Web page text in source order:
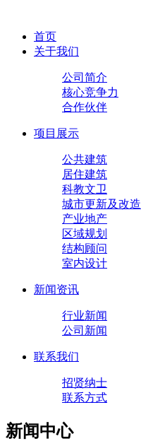
首页
关于我们
公司简介
核心竞争力
合作伙伴
项目展示
公共建筑
居住建筑
科教文卫
城市更新及改造
产业地产
区域规划
结构顾问
室内设计
新闻资讯
行业新闻
公司新闻
联系我们
招贤纳士
联系方式
新闻中心